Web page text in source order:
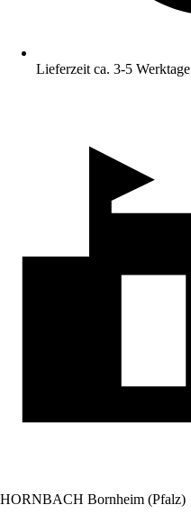
Lieferzeit ca. 3-5 Werktage
HORNBACH Bornheim (Pfalz)